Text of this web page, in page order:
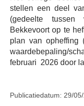
stellen een deel
(gedeelte
Bekkevoort op te
plan van opheffing
waardebepaling/
februari 2026 door
Publicatiedatum: 29/